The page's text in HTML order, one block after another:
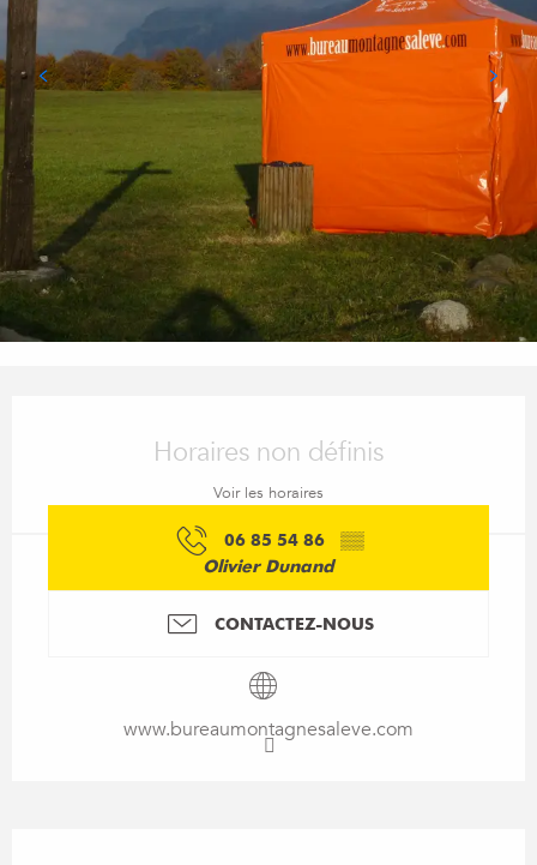
Horaires non définis
Voir les horaires
06 85 54 86 ▒▒
Olivier Dunand
CONTACTEZ-NOUS
www.bureaumontagnesaleve.com